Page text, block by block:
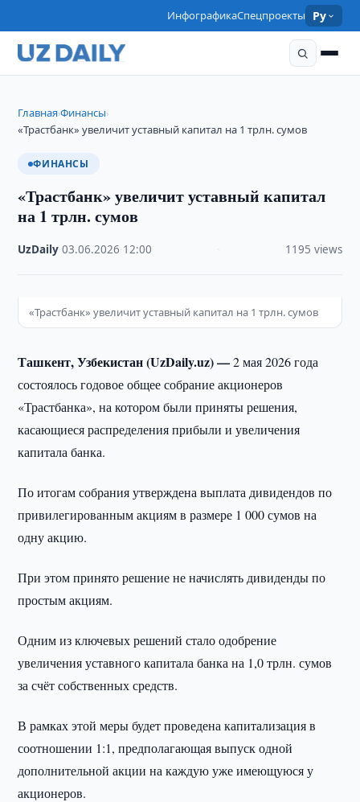
ИнфографикаСпецпроекты Ру
Главная›Финансы›
«Трастбанк» увеличит уставный капитал на 1 трлн. сумов
ФИНАНСЫ
«Трастбанк» увеличит уставный капитал
на 1 трлн. сумов
UzDaily ·03.06.2026 12:00 1195 views
«Трастбанк» увеличит уставный капитал на 1 трлн. сумов
Ташкент, Узбекистан (UzDaily.uz) —2 мая 2026 года
состоялось годовое общее собрание акционеров
«Трастбанка», на котором были приняты решения,
касающиеся распределения прибыли и увеличения
капитала банка.
По итогам собрания утверждена выплата дивидендов по
привилегированным акциям в размере 1 000 сумов на
одну акцию.
При этом принято решение не начислять дивиденды по
простым акциям.
Одним из ключевых решений стало одобрение
увеличения уставного капитала банка на 1,0 трлн. сумов
за счёт собственных средств.
В рамках этой меры будет проведена капитализация в
соотношении 1:1, предполагающая выпуск одной
дополнительной акции на каждую уже имеющуюся у
акционеров.